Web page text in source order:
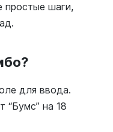
простые шаги,
для ввода.
“Бумс” на 18